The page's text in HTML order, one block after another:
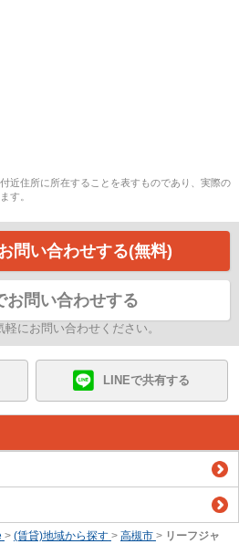
近住所に所在することを表すものであり、実際の
す。
問い合わせする(無料)
お問い合わせする
にお問い合わせください。
LINEで共有する
> (賃貸)地域から探す > 高槻市 > リーフジャ